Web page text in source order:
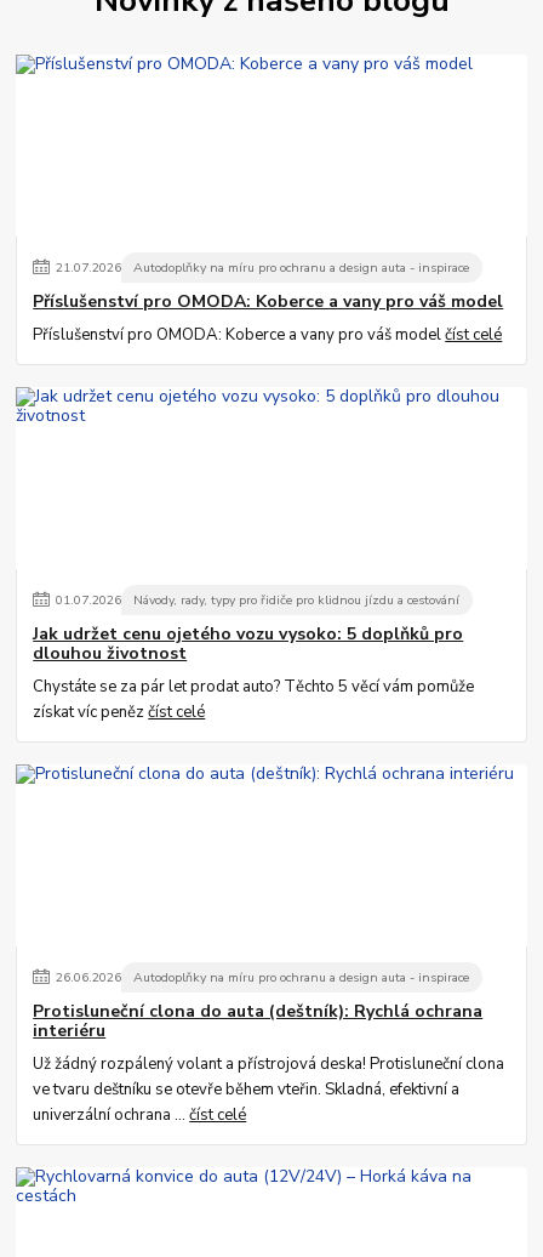
21.07.2026 Autodoplňky na míru pro ochranu a design auta - inspirace
Příslušenství pro OMODA: Koberce a vany pro váš model
Příslušenství pro OMODA: Koberce a vany pro váš modelčíst celé
01.07.2026 Návody, rady, typy pro řidiče pro klidnou jízdu a cestování
Jak udržet cenu ojetého vozu vysoko: 5 doplňků pro
dlouhou životnost
Chystáte se za pár let prodat auto? Těchto 5 věcí vám pomůže
získat víc penězčíst celé
26.06.2026 Autodoplňky na míru pro ochranu a design auta - inspirace
Protisluneční clona do auta (deštník): Rychlá ochrana
interiéru
Už žádný rozpálený volant a přístrojová deska! Protisluneční clona
ve tvaru deštníku se otevře během vteřin. Skladná, efektivní a
univerzální ochrana ...číst celé